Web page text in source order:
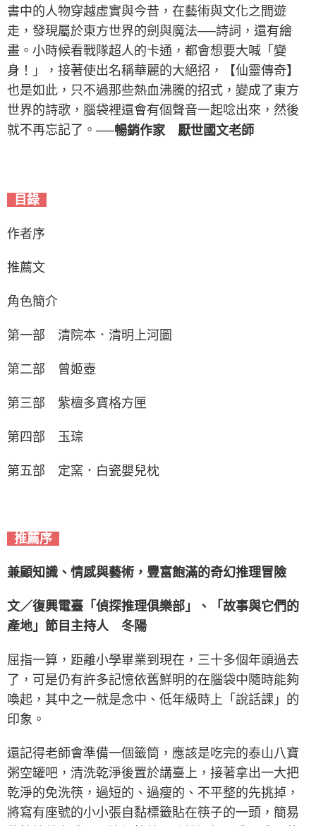
書中的人物穿越虛實與今昔，在藝術與文化之間遊
走，發現屬於東方世界的劍與魔法──詩詞，還有繪
畫。小時候看戰隊超人的卡通，都會想要大喊「變
身！」，接著使出名稱華麗的大絕招，【仙靈傳奇】
也是如此，只不過那些熱血沸騰的招式，變成了東方
世界的詩歌，腦袋裡還會有個聲音一起唸出來，然後
就不再忘記了。 ──暢銷作家 厭世國文老師
目錄
作者序
推薦文
角色簡介
第一部 清院本．清明上河圖
第二部 曾姬壺
第三部 紫檀多寶格方匣
第四部 玉琮
第五部 定窯．白瓷嬰兒枕
推薦序
兼顧知識、情感與藝術，豐富飽滿的奇幻推理冒險
文／復興電臺「偵探推理俱樂部」、「故事與它們的
產地」節目主持人 冬陽
屈指一算，距離小學畢業到現在，三十多個年頭過去
了，可是仍有許多記憶依舊鮮明的在腦袋中隨時能夠
喚起，其中之一就是念中、低年級時上「說話課」的
印象。
還記得老師會準備一個籤筒，應該是吃完的泰山八寶
粥空罐吧，清洗乾淨後置於講臺上，接著拿出一大把
乾淨的免洗筷，過短的、過瘦的、不平整的先挑掉，
將寫有座號的小小張自黏標籤貼在筷子的一頭，簡易